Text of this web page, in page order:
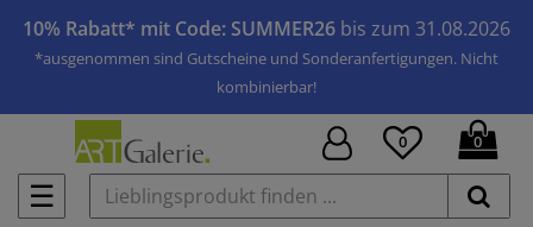
10% Rabatt* mit Code: SUMMER26 bis zum 31.08.2026
*ausgenommen sind Gutscheine und Sonderanfertigungen. Nicht
kombinierbar!
☰
0 0